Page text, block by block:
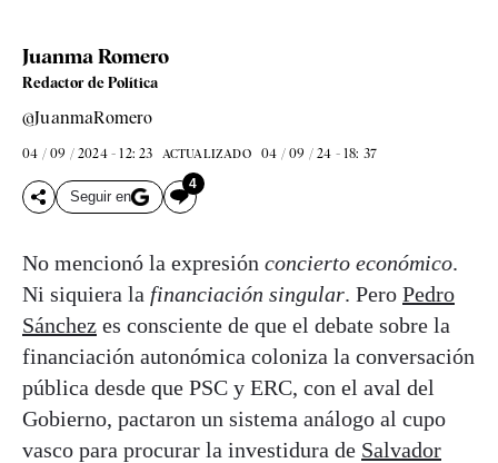
Juanma Romero
Redactor de Política
@JuanmaRomero
04 / 09 / 2024 - 12: 23 ACTUALIZADO 04 / 09 / 24 - 18: 37
Seguir en
4
No mencionó la expresión concierto económico.
Ni siquiera la financiación singular. Pero Pedro
Sánchez es consciente de que el debate sobre la
financiación autonómica coloniza la conversación
pública desde que PSC y ERC, con el aval del
Gobierno, pactaron un sistema análogo al cupo
vasco para procurar la investidura de Salvador